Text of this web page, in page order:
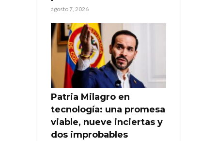
agosto 7, 2026
Patria Milagro en
tecnología: una promesa
viable, nueve inciertas y
dos improbables